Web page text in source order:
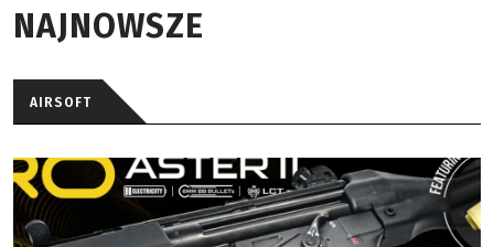
NAJNOWSZE
AIRSOFT